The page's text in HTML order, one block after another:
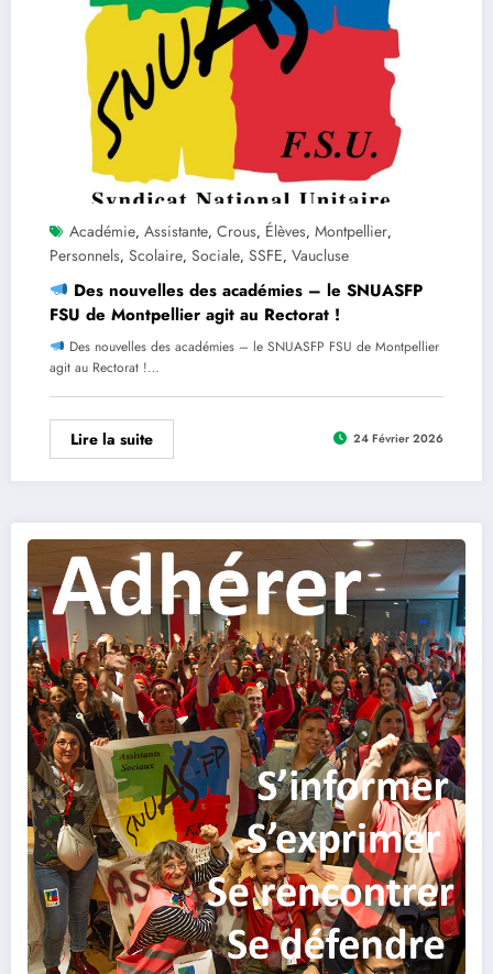
Académie, Assistante, Crous, Élèves, Montpellier,
Personnels, Scolaire, Sociale, SSFE, Vaucluse
Des nouvelles des académies – le SNUASFP
FSU de Montpellier agit au Rectorat !
Des nouvelles des académies – le SNUASFP FSU de Montpellier
agit au Rectorat !…
Lire la suite 24 Février 2026